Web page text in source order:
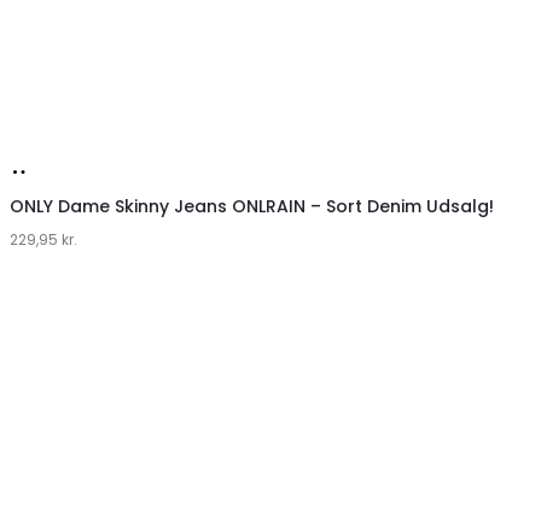
hos
Klædeskabet.dk
ONLY Dame Skinny Jeans ONLRAIN – Sort Denim Udsalg!
229,95 kr.